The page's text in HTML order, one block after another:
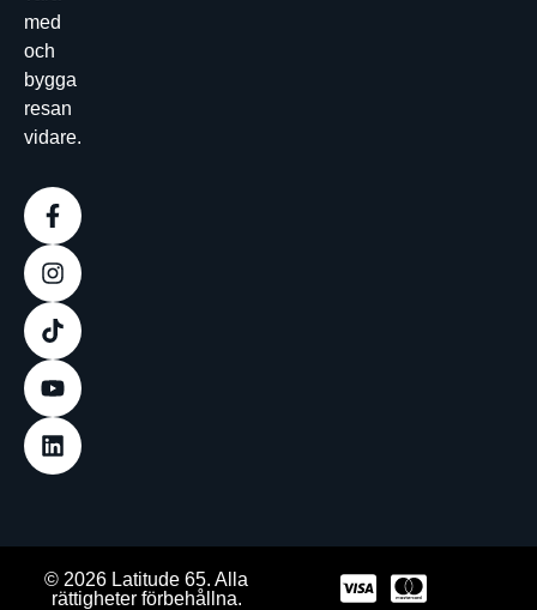
med
och
bygga
resan
vidare.
© 2026 Latitude 65. Alla
rättigheter förbehållna.